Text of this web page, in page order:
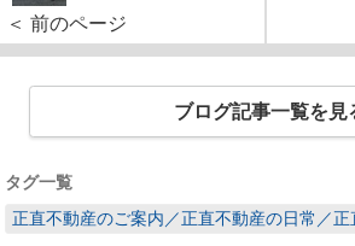
＜ 前のページ
ブログ記事一覧を見
タグ一覧
正直不動産のご案内／正直不動産の日常／